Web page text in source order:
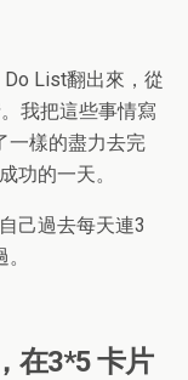
List翻出來，從
我把這些事情寫
一樣的盡力去完
功的一天。
己過去每天連3
在3*5 卡片